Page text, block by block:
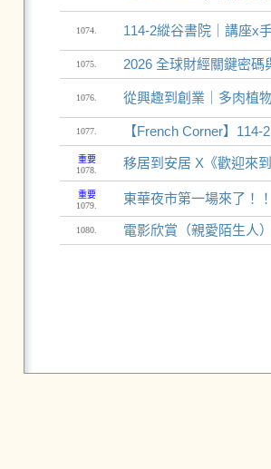
1074. 114-2縱谷書院｜講座x
1075. 2026 全球財經關鍵密碼
1076. 從興趣到創業｜多肉植
1077. 【French Corner】
重要
1078.
移居到安居 X《歡迎來
重要
1079.
東華夜市第一場來了！！
1080. 電影欣賞（親愛陌生人）